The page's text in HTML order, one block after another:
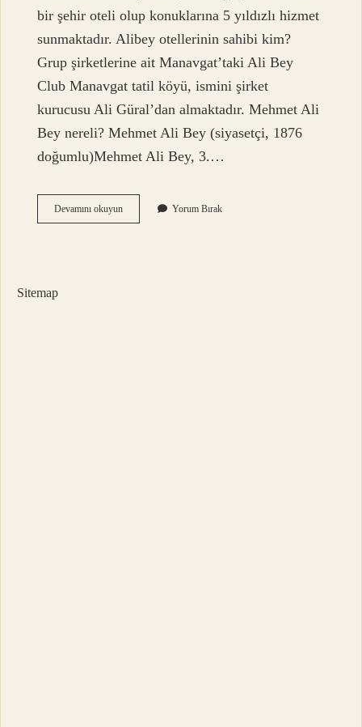
bir şehir oteli olup konuklarına 5 yıldızlı hizmet
sunmaktadır. Alibey otellerinin sahibi kim?
Grup şirketlerine ait Manavgat’taki Ali Bey
Club Manavgat tatil köyü, ismini şirket
kurucusu Ali Güral’dan almaktadır. Mehmet Ali
Bey nereli? Mehmet Ali Bey (siyasetçi, 1876
doğumlu)Mehmet Ali Bey, 3.…
Devamını okuyunAli
Bey
Yorum Bırak
Sitemap